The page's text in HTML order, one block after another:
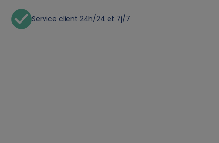
Service client 24h/24 et 7j/7
n
d